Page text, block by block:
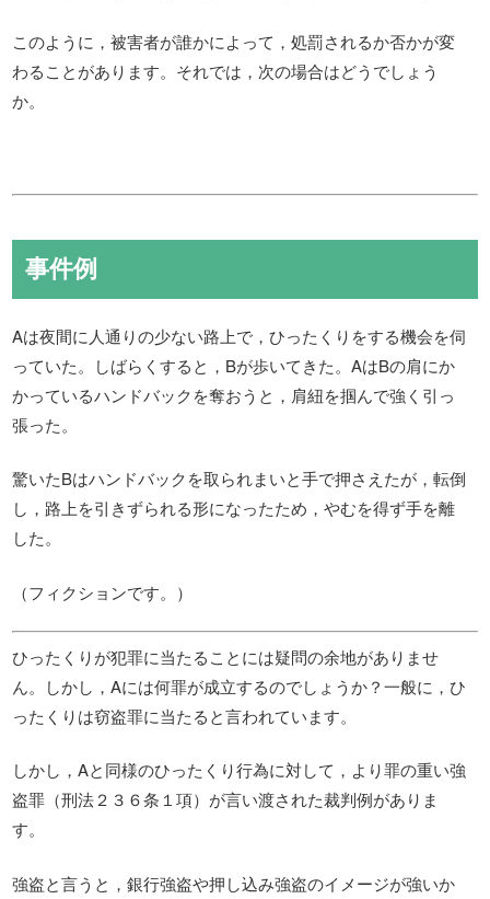
このように，被害者が誰かによって，処罰されるか否かが変
わることがあります。それでは，次の場合はどうでしょう
か。
事件例
Aは夜間に人通りの少ない路上で，ひったくりをする機会を伺
っていた。しばらくすると，Bが歩いてきた。AはBの肩にか
かっているハンドバックを奪おうと，肩紐を掴んで強く引っ
張った。
驚いたBはハンドバックを取られまいと手で押さえたが，転倒
し，路上を引きずられる形になったため，やむを得ず手を離
した。
（フィクションです。）
ひったくりが犯罪に当たることには疑問の余地がありませ
ん。しかし，Aには何罪が成立するのでしょうか？一般に，ひ
ったくりは窃盗罪に当たると言われています。
しかし，Aと同様のひったくり行為に対して，より罪の重い強
盗罪（刑法２３６条１項）が言い渡された裁判例がありま
す。
強盗と言うと，銀行強盗や押し込み強盗のイメージが強いか